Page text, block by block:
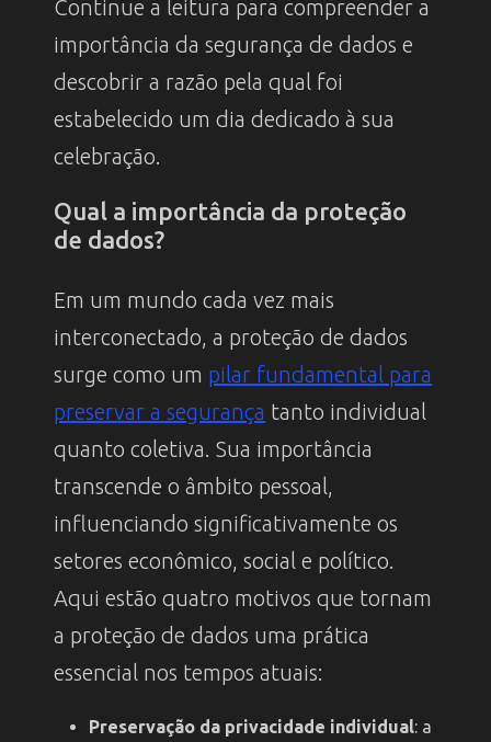
Continue a leitura para compreender a
importância da segurança de dados e
descobrir a razão pela qual foi
estabelecido um dia dedicado à sua
celebração.
Qual a importância da proteção
de dados?
Em um mundo cada vez mais
interconectado, a proteção de dados
surge como um pilar fundamental para
preservar a segurança tanto individual
quanto coletiva. Sua importância
transcende o âmbito pessoal,
influenciando significativamente os
setores econômico, social e político.
Aqui estão quatro motivos que tornam
a proteção de dados uma prática
essencial nos tempos atuais:
Preservação da privacidade individual: a